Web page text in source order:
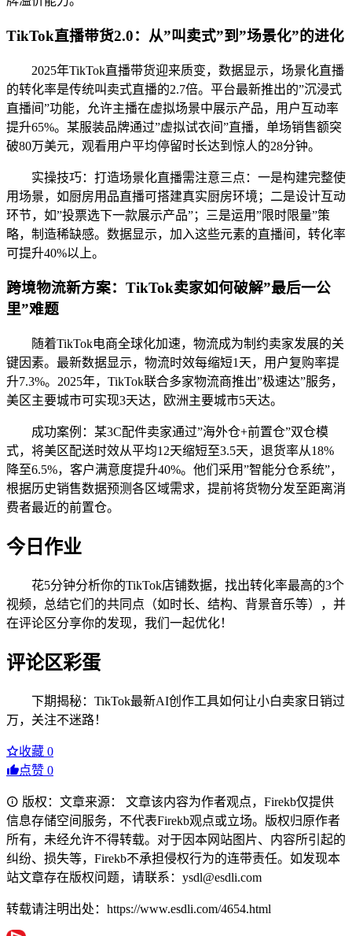
TikTok直播带货2.0：从”叫卖式”到”场景化”的进化
2025年TikTok直播带货迎来质变，数据显示，场景化直播
的转化率是传统叫卖式直播的2.7倍。平台最新推出的”沉浸式
直播间”功能，允许主播在虚拟场景中展示产品，用户互动率
提升65%。某服装品牌通过”虚拟试衣间”直播，单场销售额突
破80万美元，观看用户平均停留时长达到惊人的28分钟。
实操技巧：打造场景化直播需注意三点：一是构建完整使
用场景，如厨房用品直播可搭建真实厨房环境；二是设计互动
环节，如”投票选下一款展示产品”；三是运用”限时限量”策
略，制造稀缺感。数据显示，加入这些元素的直播间，转化率
可提升40%以上。
跨境物流新方案：TikTok卖家如何破解”最后一公
里”难题
随着TikTok电商全球化加速，物流成为制约卖家发展的关
键因素。最新数据显示，物流时效每缩短1天，用户复购率提
升7.3%。2025年，TikTok联合多家物流商推出”极速达”服务，
美区主要城市可实现3天达，欧洲主要城市5天达。
成功案例：某3C配件卖家通过”海外仓+前置仓”双仓模
式，将美区配送时效从平均12天缩短至3.5天，退货率从18%
降至6.5%，客户满意度提升40%。他们采用”智能分仓系统”，
根据历史销售数据预测各区域需求，提前将货物分发至距离消
费者最近的前置仓。
今日作业
花5分钟分析你的TikTok店铺数据，找出转化率最高的3个
视频，总结它们的共同点（如时长、结构、背景音乐等），并
在评论区分享你的发现，我们一起优化！
评论区彩蛋
下期揭秘：TikTok最新AI创作工具如何让小白卖家日销过
万，关注不迷路！
收藏 0
点赞 0
版权：文章来源： 文章该内容为作者观点，Firekb仅提供
信息存储空间服务，不代表Firekb观点或立场。版权归原作者
所有，未经允许不得转载。对于因本网站图片、内容所引起的
纠纷、损失等，Firekb不承担侵权行为的连带责任。如发现本
站文章存在版权问题，请联系：ysdl@esdli.com
转载请注明出处：https://www.esdli.com/4654.html